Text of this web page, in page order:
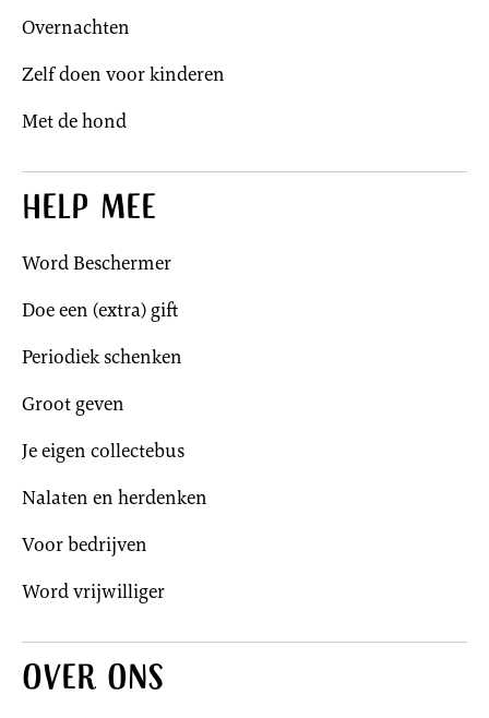
Overnachten
Zelf doen voor kinderen
Met de hond
Help mee
Word Beschermer
Doe een (extra) gift
Periodiek schenken
Groot geven
Je eigen collectebus
Nalaten en herdenken
Voor bedrijven
Word vrijwilliger
Over ons